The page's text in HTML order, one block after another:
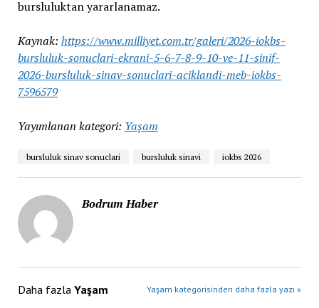
bursluluktan yararlanamaz.
Kaynak: https://www.milliyet.com.tr/galeri/2026-iokbs-
bursluluk-sonuclari-ekrani-5-6-7-8-9-10-ve-11-sinif-
2026-bursluluk-sinav-sonuclari-aciklandi-meb-iokbs-
7596579
Yayımlanan kategori: Yaşam
bursluluk sinav sonuclari bursluluk sinavi iokbs 2026
Bodrum Haber
Daha fazla Yaşam Yaşam kategorisinden daha fazla yazı »